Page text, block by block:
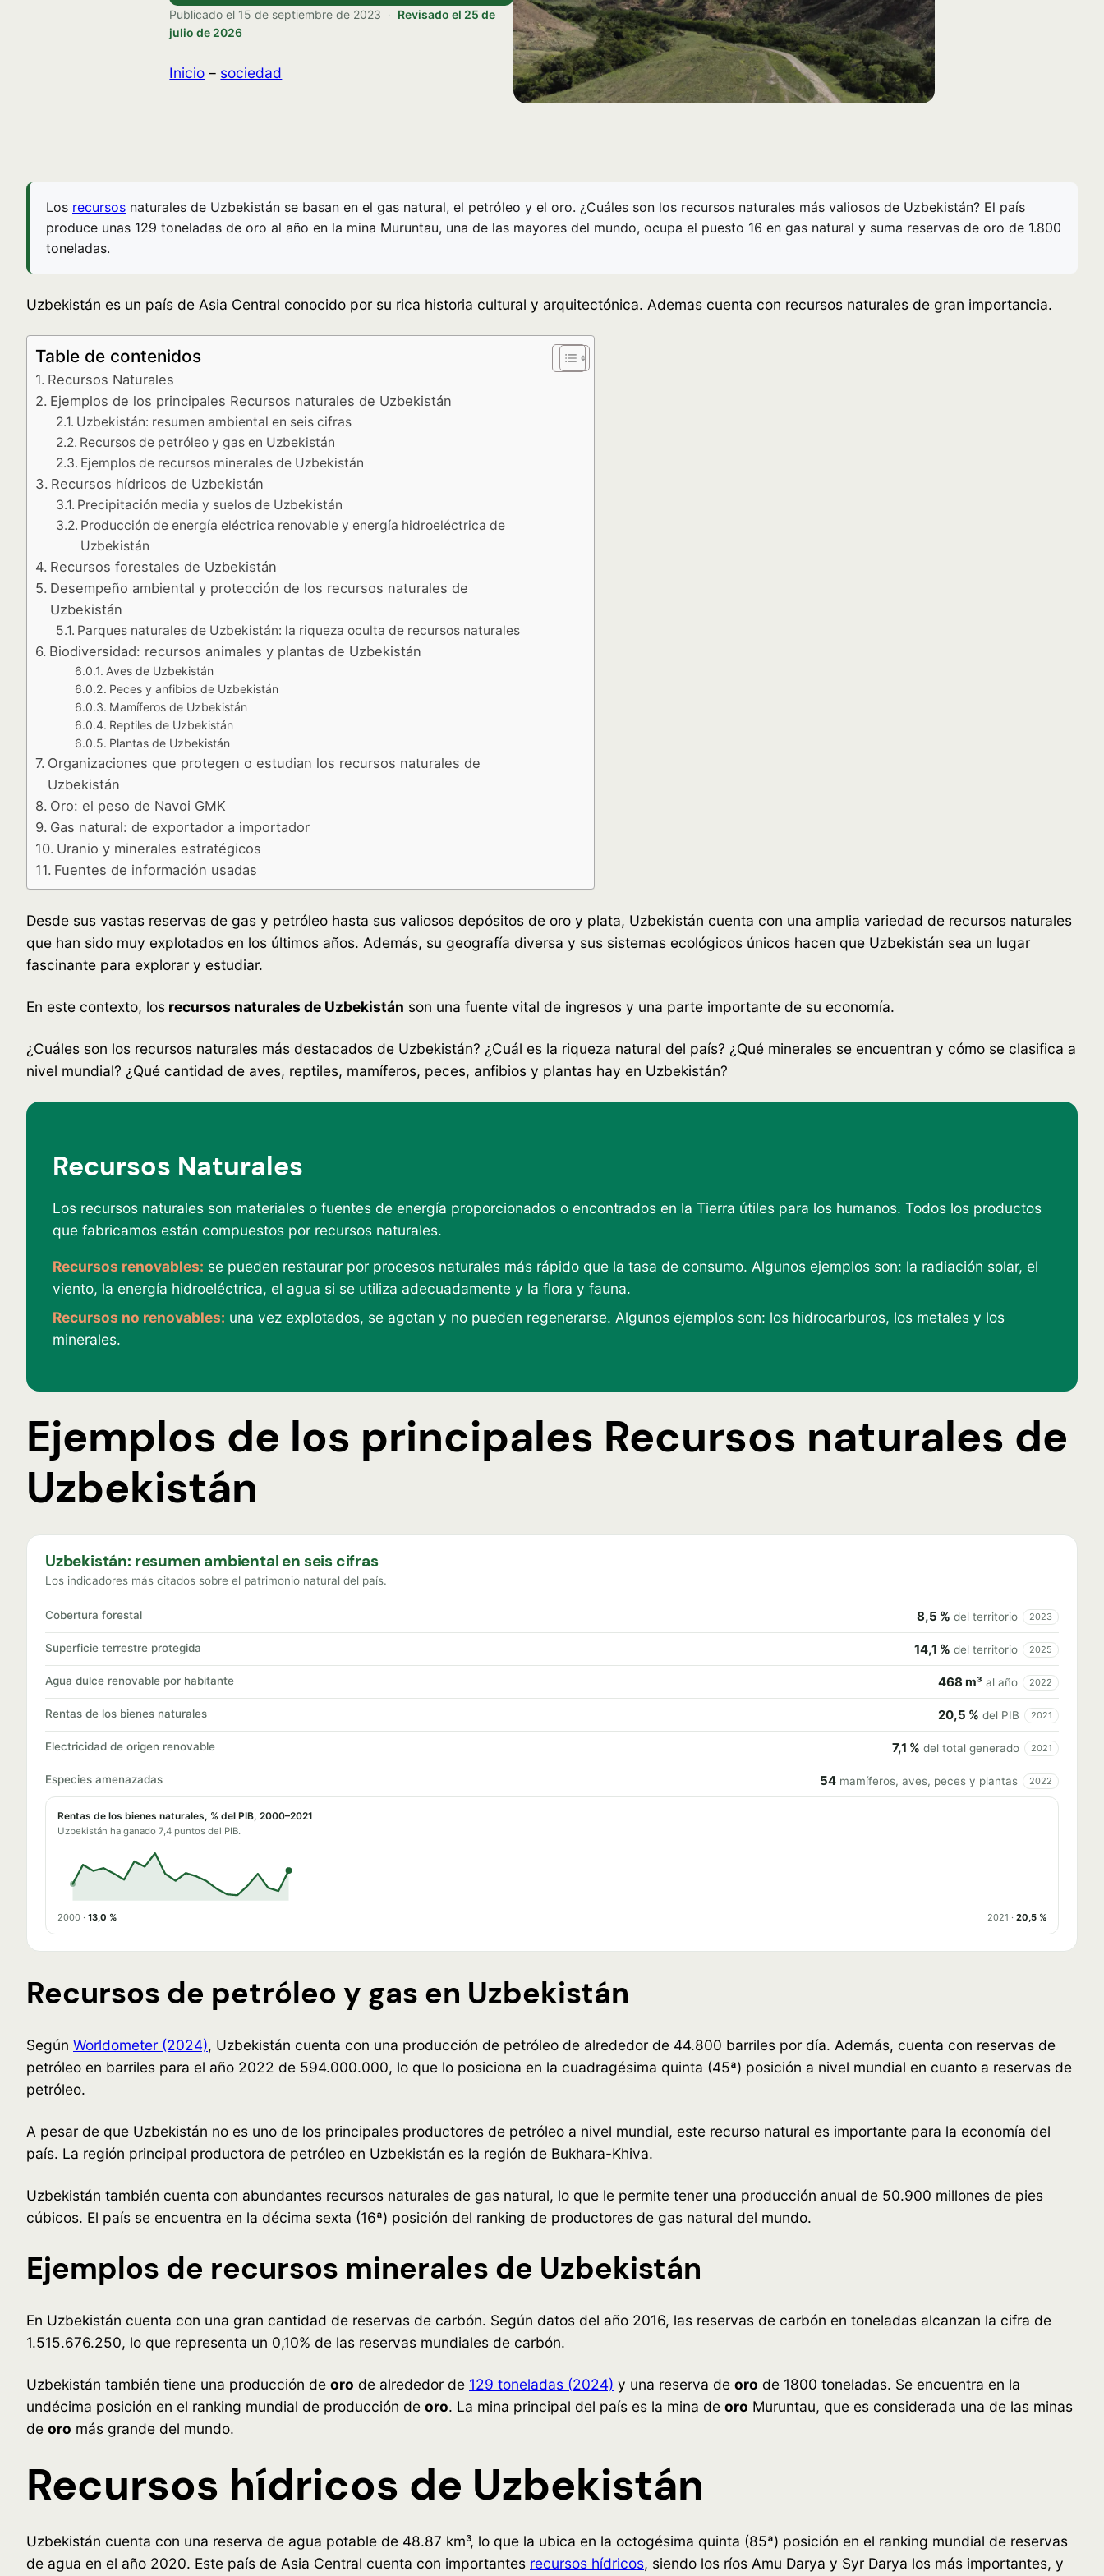
Publicado el 15 de septiembre de 2023 · Revisado el 25 de
julio de 2026
Inicio – sociedad
Los recursos naturales de Uzbekistán se basan en el gas natural, el petróleo y el oro. ¿Cuáles son los recursos naturales más valiosos de Uzbekistán? El país
produce unas 129 toneladas de oro al año en la mina Muruntau, una de las mayores del mundo, ocupa el puesto 16 en gas natural y suma reservas de oro de 1.800
toneladas.
Uzbekistán es un país de Asia Central conocido por su rica historia cultural y arquitectónica. Ademas cuenta con recursos naturales de gran importancia.
Table de contenidos
Recursos Naturales
Ejemplos de los principales Recursos naturales de Uzbekistán
Uzbekistán: resumen ambiental en seis cifras
Recursos de petróleo y gas en Uzbekistán
Ejemplos de recursos minerales de Uzbekistán
Recursos hídricos de Uzbekistán
Precipitación media y suelos de Uzbekistán
Producción de energía eléctrica renovable y energía hidroeléctrica de
Uzbekistán
Recursos forestales de Uzbekistán
Desempeño ambiental y protección de los recursos naturales de
Uzbekistán
Parques naturales de Uzbekistán: la riqueza oculta de recursos naturales
Biodiversidad: recursos animales y plantas de Uzbekistán
Aves de Uzbekistán
Peces y anfibios de Uzbekistán
Mamíferos de Uzbekistán
Reptiles de Uzbekistán
Plantas de Uzbekistán
Organizaciones que protegen o estudian los recursos naturales de
Uzbekistán
Oro: el peso de Navoi GMK
Gas natural: de exportador a importador
Uranio y minerales estratégicos
Fuentes de información usadas
Desde sus vastas reservas de gas y petróleo hasta sus valiosos depósitos de oro y plata, Uzbekistán cuenta con una amplia variedad de recursos naturales
que han sido muy explotados en los últimos años. Además, su geografía diversa y sus sistemas ecológicos únicos hacen que Uzbekistán sea un lugar
fascinante para explorar y estudiar.
En este contexto, los recursos naturales de Uzbekistán son una fuente vital de ingresos y una parte importante de su economía.
¿Cuáles son los recursos naturales más destacados de Uzbekistán? ¿Cuál es la riqueza natural del país? ¿Qué minerales se encuentran y cómo se clasifica a
nivel mundial? ¿Qué cantidad de aves, reptiles, mamíferos, peces, anfibios y plantas hay en Uzbekistán?
Recursos Naturales
Los recursos naturales son materiales o fuentes de energía proporcionados o encontrados en la Tierra útiles para los humanos. Todos los productos
que fabricamos están compuestos por recursos naturales.
Recursos renovables: se pueden restaurar por procesos naturales más rápido que la tasa de consumo. Algunos ejemplos son: la radiación solar, el
viento, la energía hidroeléctrica, el agua si se utiliza adecuadamente y la flora y fauna.
Recursos no renovables: una vez explotados, se agotan y no pueden regenerarse. Algunos ejemplos son: los hidrocarburos, los metales y los
minerales.
Ejemplos de los principales Recursos naturales de
Uzbekistán
Uzbekistán: resumen ambiental en seis cifras
Los indicadores más citados sobre el patrimonio natural del país.
Cobertura forestal 8,5 % del territorio 2023
Superficie terrestre protegida 14,1 % del territorio 2025
Agua dulce renovable por habitante 468 m³ al año 2022
Rentas de los bienes naturales 20,5 % del PIB 2021
Electricidad de origen renovable 7,1 % del total generado 2021
Especies amenazadas 54 mamíferos, aves, peces y plantas 2022
Rentas de los bienes naturales, % del PIB, 2000–2021
Uzbekistán ha ganado 7,4 puntos del PIB.
2000 · 13,0 % 2021 · 20,5 %
Recursos de petróleo y gas en Uzbekistán
Según Worldometer (2024), Uzbekistán cuenta con una producción de petróleo de alrededor de 44.800 barriles por día. Además, cuenta con reservas de
petróleo en barriles para el año 2022 de 594.000.000, lo que lo posiciona en la cuadragésima quinta (45ª) posición a nivel mundial en cuanto a reservas de
petróleo.
A pesar de que Uzbekistán no es uno de los principales productores de petróleo a nivel mundial, este recurso natural es importante para la economía del
país. La región principal productora de petróleo en Uzbekistán es la región de Bukhara-Khiva.
Uzbekistán también cuenta con abundantes recursos naturales de gas natural, lo que le permite tener una producción anual de 50.900 millones de pies
cúbicos. El país se encuentra en la décima sexta (16ª) posición del ranking de productores de gas natural del mundo.
Ejemplos de recursos minerales de Uzbekistán
En Uzbekistán cuenta con una gran cantidad de reservas de carbón. Según datos del año 2016, las reservas de carbón en toneladas alcanzan la cifra de
1.515.676.250, lo que representa un 0,10% de las reservas mundiales de carbón.
Uzbekistán también tiene una producción de oro de alrededor de 129 toneladas (2024) y una reserva de oro de 1800 toneladas. Se encuentra en la
undécima posición en el ranking mundial de producción de oro. La mina principal del país es la mina de oro Muruntau, que es considerada una de las minas
de oro más grande del mundo.
Recursos hídricos de Uzbekistán
Uzbekistán cuenta con una reserva de agua potable de 48.87 km³, lo que la ubica en la octogésima quinta (85ª) posición en el ranking mundial de reservas
de agua en el año 2020. Este país de Asia Central cuenta con importantes recursos hídricos, siendo los ríos Amu Darya y Syr Darya los más importantes, y